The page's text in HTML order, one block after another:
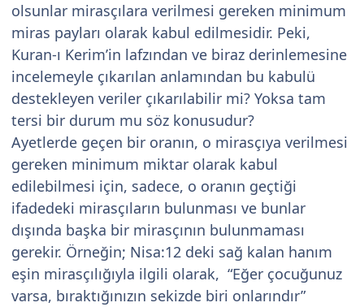
olsunlar mirasçılara verilmesi gereken minimum
miras payları olarak kabul edilmesidir. Peki,
Kuran-ı Kerim’in lafzından ve biraz derinlemesine
incelemeyle çıkarılan anlamından bu kabulü
destekleyen veriler çıkarılabilir mi? Yoksa tam
tersi bir durum mu söz konusudur?
Ayetlerde geçen bir oranın, o mirasçıya verilmesi
gereken minimum miktar olarak kabul
edilebilmesi için, sadece, o oranın geçtiği
ifadedeki mirasçıların bulunması ve bunlar
dışında başka bir mirasçının bulunmaması
gerekir. Örneğin; Nisa:12 deki sağ kalan hanım
eşin mirasçılığıyla ilgili olarak, “Eğer çocuğunuz
varsa, bıraktığınızın sekizde biri onlarındır”